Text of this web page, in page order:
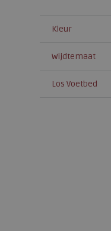
Kleur
Wijdtemaat
Los Voetbed